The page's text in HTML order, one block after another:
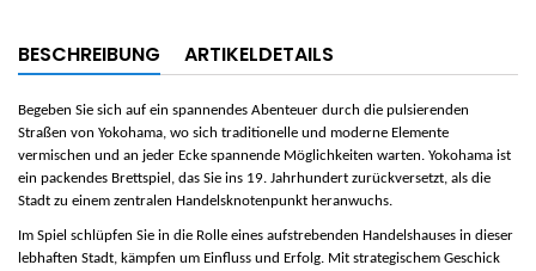
BESCHREIBUNG ARTIKELDETAILS
Begeben Sie sich auf ein spannendes Abenteuer durch die pulsierenden
Straßen von Yokohama, wo sich traditionelle und moderne Elemente
vermischen und an jeder Ecke spannende Möglichkeiten warten. Yokohama ist
ein packendes Brettspiel, das Sie ins 19. Jahrhundert zurückversetzt, als die
Stadt zu einem zentralen Handelsknotenpunkt heranwuchs.
Im Spiel schlüpfen Sie in die Rolle eines aufstrebenden Handelshauses in dieser
lebhaften Stadt, kämpfen um Einfluss und Erfolg. Mit strategischem Geschick